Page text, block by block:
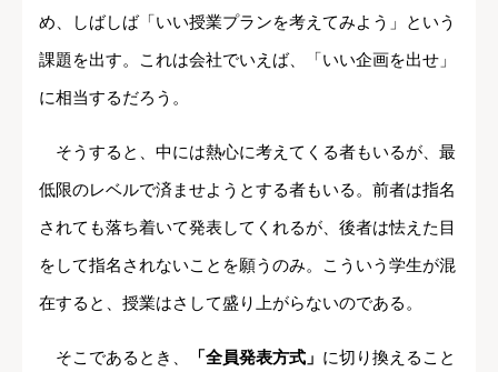
め、しばしば「いい授業プランを考えてみよう」という
課題を出す。これは会社でいえば、「いい企画を出せ」
に相当するだろう。
そうすると、中には熱心に考えてくる者もいるが、最
低限のレベルで済ませようとする者もいる。前者は指名
されても落ち着いて発表してくれるが、後者は怯えた目
をして指名されないことを願うのみ。こういう学生が混
在すると、授業はさして盛り上がらないのである。
そこであるとき、 「全員発表方式」 に切り換えること